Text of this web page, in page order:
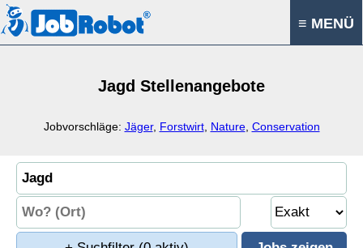
≡ MENÜ
Jagd Stellenangebote
Jobvorschläge: Jäger, Forstwirt, Nature, Conservation